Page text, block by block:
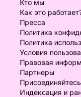
Кто мы
Как это
Пресса
Политика
Политика
Условия
Правовая
Партнеры
Индексация и